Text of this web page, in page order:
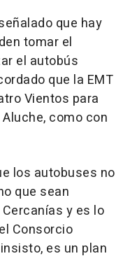
que hay
tomar el
el autobús
que la EMT
Vientos para
como con
los autobuses no
que sean
y es lo
Consorcio
es un plan